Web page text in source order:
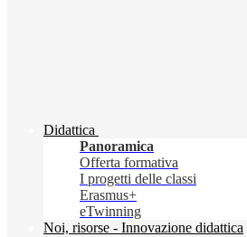
Didattica
Panoramica
Offerta formativa
I progetti delle classi
Erasmus+
eTwinning
Noi, risorse - Innovazione didattica